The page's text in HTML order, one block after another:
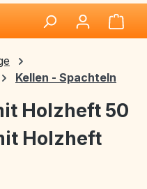
Kellen - Spachteln
Holzheft 50
Holzheft